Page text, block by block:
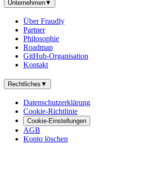
Unternehmen▼
Über Fraudly
Partner
Philosophie
Roadmap
GitHub-Organisation
Kontakt
Rechtliches ▼
Datenschutzerklärung
Cookie-Richtlinie
Cookie-Einstellungen
AGB
Konto löschen